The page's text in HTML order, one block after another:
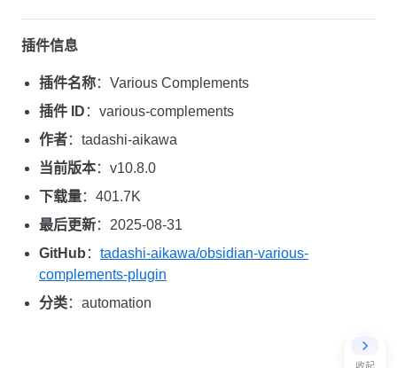
插件信息
插件名称：Various Complements
插件 ID ：various-complements
作者：tadashi-aikawa
当前版本：v10.8.0
下载量：401.7K
最后更新：2025-08-31
GitHub ： tadashi-aikawa/obsidian-various-
complements-plugin
分类：automation